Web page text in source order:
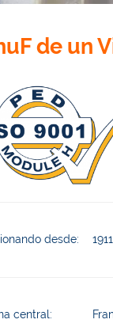
de un
desde: 1911
central: